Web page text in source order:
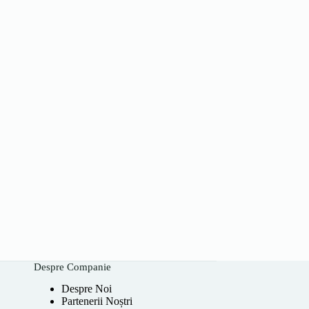
Despre Companie
Despre Noi
Partenerii Noștri